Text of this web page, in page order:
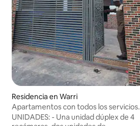
Residencia en Warri
Apartamentos con todos los servicios.
UNIDADES: - Una unidad dúplex de 4